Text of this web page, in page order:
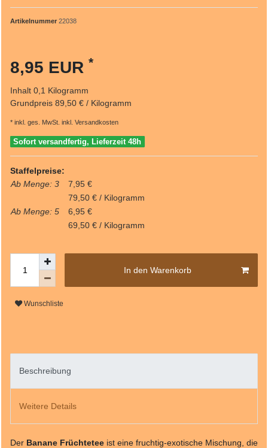
Artikelnummer 22038
8,95 EUR *
Inhalt 0,1 Kilogramm
Grundpreis 89,50 € / Kilogramm
* inkl. ges. MwSt. inkl. Versandkosten
Sofort versandfertig, Lieferzeit 48h
Staffelpreise:
Ab Menge: 3
7,95 €
79,50 € / Kilogramm
Ab Menge: 5
6,95 €
69,50 € / Kilogramm
In den Warenkorb
Wunschliste
Beschreibung
Weitere Details
Der Banane Früchtetee ist eine fruchtig-exotische Mischung, die